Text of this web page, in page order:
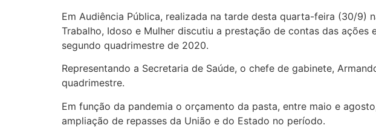
Em Audiência Pública, realizada na tarde desta quarta-feira (30/9)
Trabalho, Idoso e Mulher discutiu a prestação de contas das
segundo quadrimestre de 2020.
Representando a Secretaria de Saúde, o chefe de gabinete,
quadrimestre.
Em função da pandemia o orçamento da pasta, entre maio e
ampliação de repasses da União e do Estado no período.